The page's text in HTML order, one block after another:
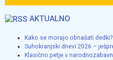
AKTUALNO
Kako se morajo obnašati dedki?
Suhokranjski dnevi 2026 –
Klasično petje v